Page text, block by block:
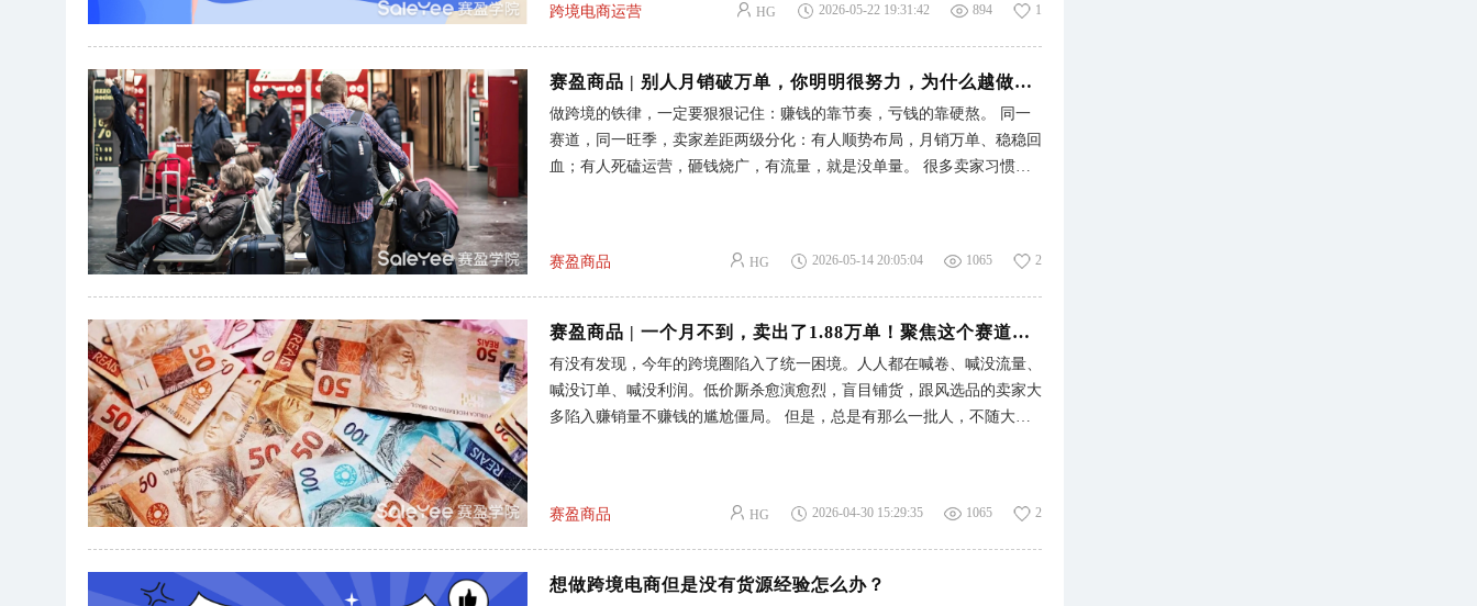
商一件代发的3个真相 就是说有没有一种可能，那些在网上唱衰跨境一件
代发不能做的人，其实自己都在做，为了不让你入局分一杯羹而给你制造
跨境无货源一件代发不能做的错觉。 我们一直深耕跨境电商一件代发这
的服务，成功扶持了70000+卖家出海赚钱。 用身边真实的例子告诉你跨
境电商一件代发的现状： 现状1：不是模式不行了，是野路子不行了 同
样都是做跨境电商一件代发的模式，有人可以爆单，有人就是在陪跑？本
跨境电商运营 HG 2026-05-22 19:31:42 894 1
赛盈商品 | 别人月销破万单，你明明很努力，为什么越做越亏？
做跨境的铁律，一定要狠狠记住：赚钱的靠节奏，亏钱的靠硬熬。 同一
赛道，同一旺季，卖家差距两级分化：有人顺势布局，月销万单、稳稳回
血；有人死磕运营，砸钱烧广，有流量，就是没单量。 很多卖家习惯自
海外需求五年持续上涨，今年旺季热度直接大爆。亚马逊新品销量占比超
26%，大量买家愿意为新款、高品质付费。 真相很残酷：你卖不动，不
是赛道不行，是你的老款式、老玩法，早被市场彻底淘汰了。 01行情暴
力越亏损。 结合众多卖家实战踩坑案例，赛盈总结出4个核心致命问题，
也是限流亏损的关键根源： 1-不懂运营节奏：死守老品或盲货 多数卖家
卖货全凭感觉，毫无季节与节点思维。 哪个品爆了就死磕到底，一年到
赛盈商品 HG 2026-05-14 20:05:04 1065 2
赛盈商品 | 一个月不到，卖出了1.88万单！聚焦这个赛道的卖家，订单在疯涨
有没有发现，今年的跨境圈陷入了统一困境。人人都在喊卷、喊没流量、
喊没订单、喊没利润。低价厮杀愈演愈烈，盲目铺货，跟风选品的卖家大
多陷入赚销量不赚钱的尴尬僵局。 但是，总是有那么一批人，不随大
了：欧美降温小家电，正在悄悄爆发。 01高价不靠内卷，靠痛点溢价 先
上数据： TikTok美区大卖Sweetcrispy，3月中旬上架的一款升级落地扇精
准踩中欧美初夏刚需，产品迅速爆发。 短短26天热销1.88万单，整体销
赛盈商品 HG 2026-04-30 15:29:35 1065 2
想做跨境电商但是没有货源经验怎么办？